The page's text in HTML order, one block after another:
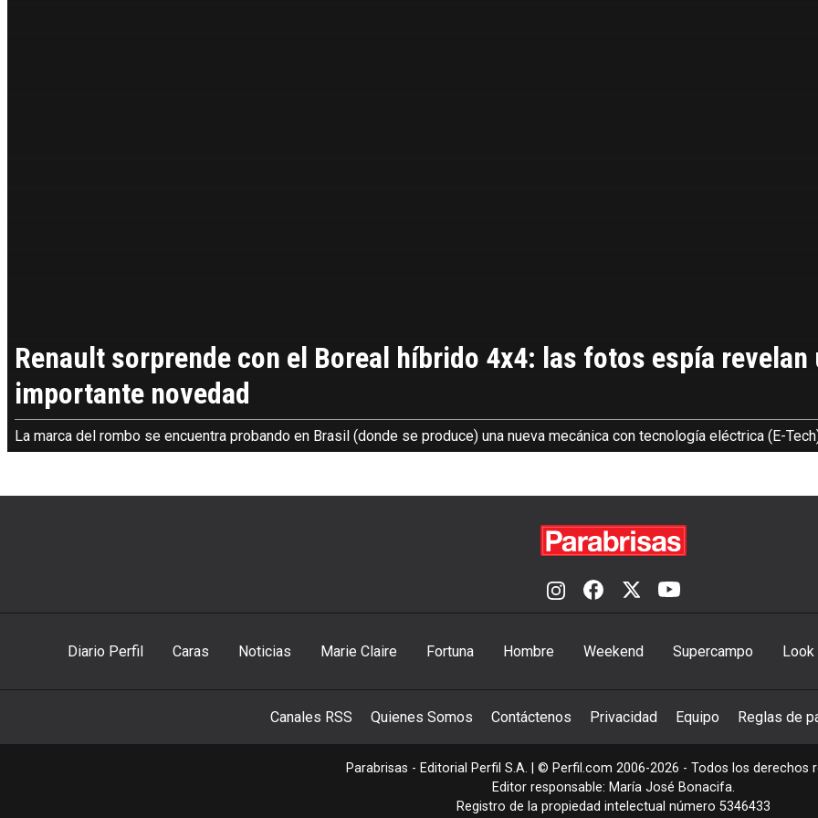
Renault sorprende con el Boreal híbrido 4x4: las fotos espía revelan
importante novedad
La marca del rombo se encuentra probando en Brasil (donde se produce) una nueva mecánica con tecnología eléctrica (E-
Diario Perfil Caras Noticias Marie Claire Fortuna Hombre Weekend Supercampo Look
Canales RSS Quienes Somos Contáctenos Privacidad Equipo Reglas de
Parabrisas - Editorial Perfil S.A. | © Perfil.com 2006-2026 - Todos los derechos
Editor responsable: María José Bonacifa.
Registro de la propiedad intelectual número 5346433